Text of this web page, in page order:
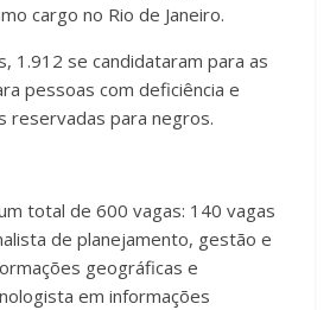
cargo no Rio de Janeiro.
1.912 se candidataram para as
pessoas com deficiência e
reservadas para negros.
total de 600 vagas: 140 vagas
de planejamento, gestão e
geográficas e
em informações